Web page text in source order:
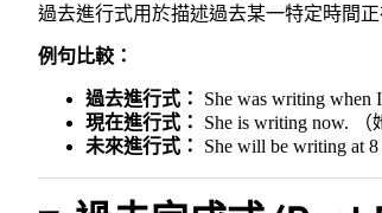
過去進行式用於描述過去某一特定時間
例句比較：
過去進行式：
She was writing
現在進行式：
She is writing now. （
未來進行式：
She will be writing at